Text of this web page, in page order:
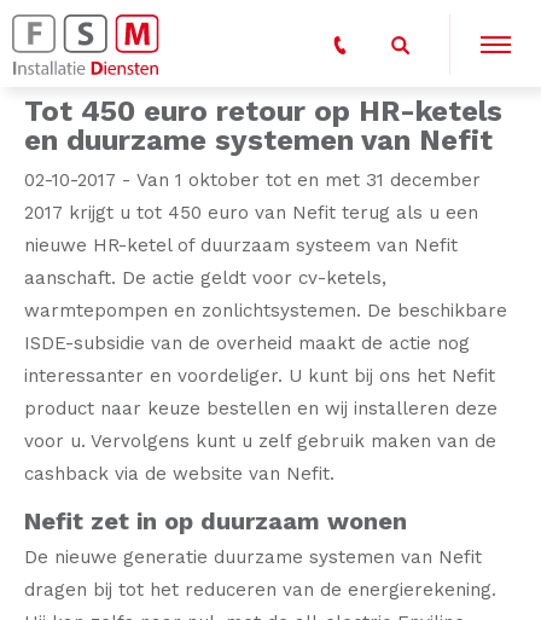
Tot 450 euro retour op HR-ketels
en duurzame systemen van Nefit
02-10-2017 - Van 1 oktober tot en met 31 december
2017 krijgt u tot 450 euro van Nefit terug als u een
nieuwe HR-ketel of duurzaam systeem van Nefit
aanschaft. De actie geldt voor cv-ketels,
warmtepompen en zonlichtsystemen. De beschikbare
ISDE-subsidie van de overheid maakt de actie nog
interessanter en voordeliger. U kunt bij ons het Nefit
product naar keuze bestellen en wij installeren deze
voor u. Vervolgens kunt u zelf gebruik maken van de
cashback via de website van Nefit.
Nefit zet in op duurzaam wonen
De nieuwe generatie duurzame systemen van Nefit
dragen bij tot het reduceren van de energierekening.